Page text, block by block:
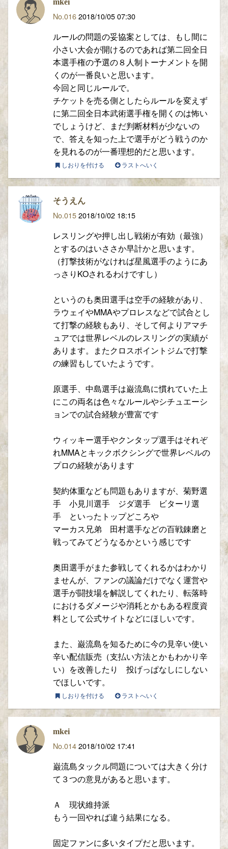
mkei
No.0162018/10/05 07:30
ルールの問題の妥協案としては、もし間に
小さい大会が開けるのであれば第二回全日
本選手権の予選の８人制トーナメントを開
くのが一番良いと思います。
今回と同じルールで。
チケットを売る側としたらルールを変えず
に第二回全日本武術選手権を開くのは怖い
でしょうけど、まだ判断材料が少ないの
で、答えを知った上で選手がどう戦うのか
を見れるのが一番理想的だと思います。
しおりを付ける ラストへいく
そうえん
No.0152018/10/02 18:15
レスリングや押し出し戦術が有効（最強）
とするのはいささか早計かと思います。
（打撃技術がなければ星風選手のようにあ
っさりKOされるわけですし）
というのも奥田選手は空手の経験があり、
ラウェイやMMAやプロレスなどで試合とし
て打撃の経験もあり、そして何よりアマチ
ュアでは世界レベルのレスリングの実績が
あります。またクロスポイントジムで打撃
の練習もしていたようです。
原選手、中島選手は巌流島に慣れていた上
にこの両名は色々なルールやシチュエーシ
ョンでの試合経験が豊富です
ウィッキー選手やクンタップ選手はそれぞ
れMMAとキックボクシングで世界レベルの
プロの経験があります
契約体重なども問題もありますが、菊野選
手 小見川選手 ジダ選手 ビターリ選
手 といったトップどころや
マーカス兄弟 田村選手などの百戦錬磨と
戦ってみてどうなるかという感じです
奥田選手がまた参戦してくれるかはわかり
ませんが、ファンの議論だけでなく運営や
選手が闘技場を解説してくれたり、転落時
におけるダメージや消耗とかもある程度資
料として公式サイトなどにほしいです。
また、巌流島を知るために今の見辛い使い
辛い配信販売（支払い方法とかもわかり辛
い）を改善したり 投げっぱなしにしない
でほしいです。
しおりを付ける ラストへいく
mkei
No.0142018/10/02 17:41
巌流島タックル問題については大きく分け
て３つの意見があると思います。
Ａ 現状維持派
もう一回やれば違う結果になる。
固定ファンに多いタイプだと思います。